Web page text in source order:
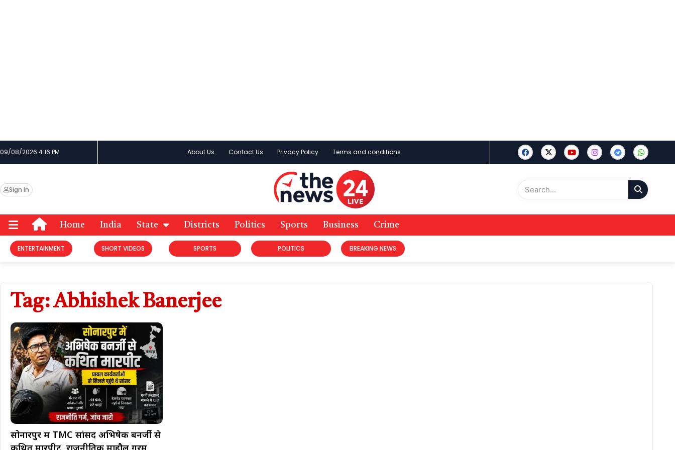
09/08/2026 4:16 PM About Us Contact Us Privacy Policy Terms and conditions
Sign in
Home India State Districts Politics Sports Business Crime
ENTERTAINMENT SHORT VIDEOS SPORTS POLITICS BREAKING NEWS
Tag: Abhishek Banerjee
सोनारपुर में TMC सांसद अभिषेक बनर्जी से